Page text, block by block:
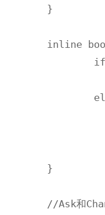
}
inline
}
//Ask和